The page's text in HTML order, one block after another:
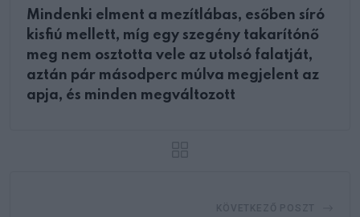
Mindenki elment a mezítlábas, esőben síró
kisfiú mellett, míg egy szegény takarítónő
meg nem osztotta vele az utolsó falatját,
aztán pár másodperc múlva megjelent az
apja, és minden megváltozott